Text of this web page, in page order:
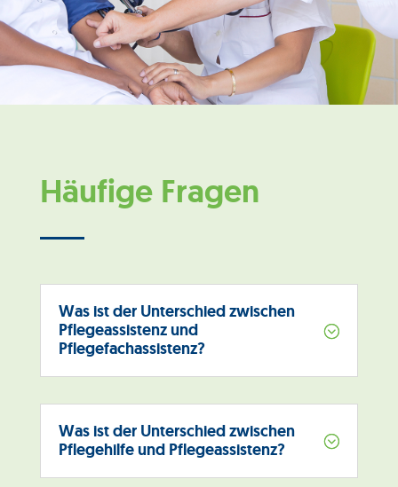
Häufige Fragen
;
Was ist der Unterschied zwischen
Pflegeassistenz und
Pflegefachassistenz?
;
Was ist der Unterschied zwischen
Pflegehilfe und Pflegeassistenz?